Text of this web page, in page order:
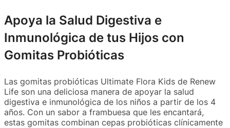
Apoya la Salud Digestiva e
Inmunológica de tus Hijos con
Gomitas Probióticas
Las gomitas probióticas Ultimate Flora Kids de Renew
Life son una deliciosa manera de apoyar la salud
digestiva e inmunológica de los niños a partir de los 4
años. Con un sabor a frambuesa que les encantará,
estas gomitas combinan cepas probióticas clínicamente